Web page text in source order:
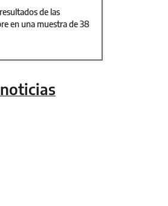
de las
en una muestra de 38